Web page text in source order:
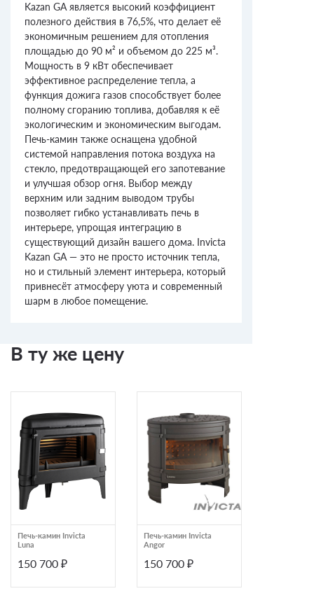
Kazan GA является высокий коэффициент
полезного действия в 76,5%, что делает её
экономичным решением для отопления
площадью до 90 м² и объемом до 225 м³.
Мощность в 9 кВт обеспечивает
эффективное распределение тепла, а
функция дожига газов способствует более
полному сгоранию топлива, добавляя к её
экологическим и экономическим выгодам.
Печь-камин также оснащена удобной
системой направления потока воздуха на
стекло, предотвращающей его запотевание
и улучшая обзор огня. Выбор между
верхним или задним выводом трубы
позволяет гибко устанавливать печь в
интерьере, упрощая интеграцию в
существующий дизайн вашего дома. Invicta
Kazan GA — это не просто источник тепла,
но и стильный элемент интерьера, который
привнесёт атмосферу уюта и современный
шарм в любое помещение.
В ту же цену
Печь-камин Invicta
Luna
150 700 ₽
Печь-камин Invicta
Angor
150 700 ₽